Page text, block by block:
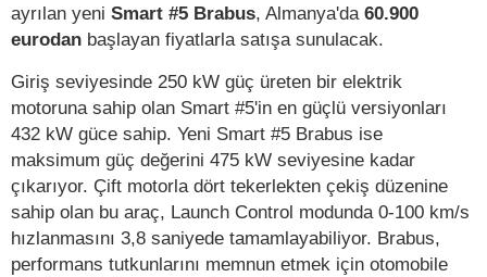
ayrılan yeni Smart #5 Brabus, Almanya'da 60.900
eurodan başlayan fiyatlarla satışa sunulacak.
Giriş seviyesinde 250 kW güç üreten bir elektrik
motoruna sahip olan Smart #5'in en güçlü versiyonları
432 kW güce sahip. Yeni Smart #5 Brabus ise
maksimum güç değerini 475 kW seviyesine kadar
çıkarıyor. Çift motorla dört tekerlekten çekiş düzenine
sahip olan bu araç, Launch Control modunda 0-100 km/s
hızlanmasını 3,8 saniyede tamamlayabiliyor. Brabus,
performans tutkunlarını memnun etmek için otomobile